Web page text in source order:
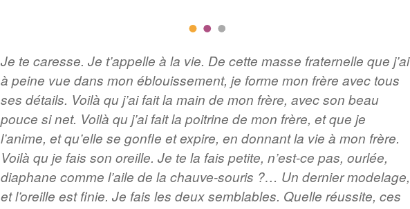
Je te caresse. Je t’appelle à la vie. De cette masse fraternelle que j’ai
à peine vue dans mon éblouissement, je forme mon frère avec tous
ses détails. Voilà qu j’ai fait la main de mon frère, avec son beau
pouce si net. Voilà qu j’ai fait la poitrine de mon frère, et que je
l’anime, et qu’elle se gonfle et expire, en donnant la vie à mon frère.
Voilà qu je fais son oreille. Je te la fais petite, n’est-ce pas, ourlée,
diaphane comme l’aile de la chauve-souris ?… Un dernier modelage,
et l’oreille est finie. Je fais les deux semblables. Quelle réussite, ces